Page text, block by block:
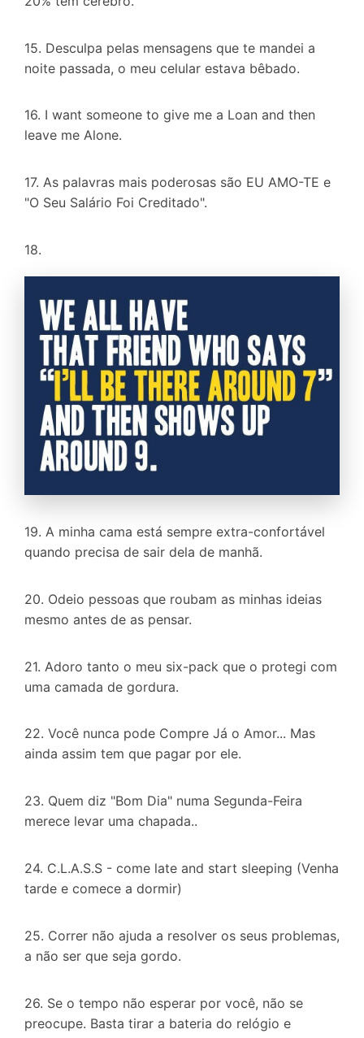
15. Desculpa pelas mensagens que te mandei a
noite passada, o meu celular estava bêbado.
16. I want someone to give me a Loan and then
leave me Alone.
17. As palavras mais poderosas são EU AMO-TE e
"O Seu Salário Foi Creditado".
18.
19. A minha cama está sempre extra-confortável
quando precisa de sair dela de manhã.
20. Odeio pessoas que roubam as minhas ideias
mesmo antes de as pensar.
21. Adoro tanto o meu six-pack que o protegi com
uma camada de gordura.
22. Você nunca pode Compre Já o Amor... Mas
ainda assim tem que pagar por ele.
23. Quem diz "Bom Dia" numa Segunda-Feira
merece levar uma chapada..
24. C.L.A.S.S - come late and start sleeping (Venha
tarde e comece a dormir)
25. Correr não ajuda a resolver os seus problemas,
a não ser que seja gordo.
26. Se o tempo não esperar por você, não se
preocupe. Basta tirar a bateria do relógio e